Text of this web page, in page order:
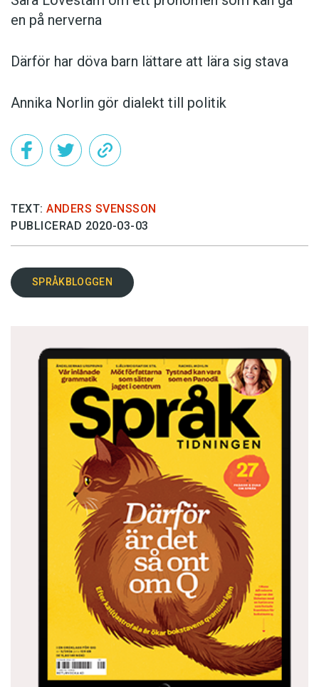
en på nerverna
Därför har döva barn lättare att lära sig stava
Annika Norlin gör dialekt till politik
TEXT: ANDERS SVENSSON
PUBLICERAD 2020-03-03
SPRÅKBLOGGEN